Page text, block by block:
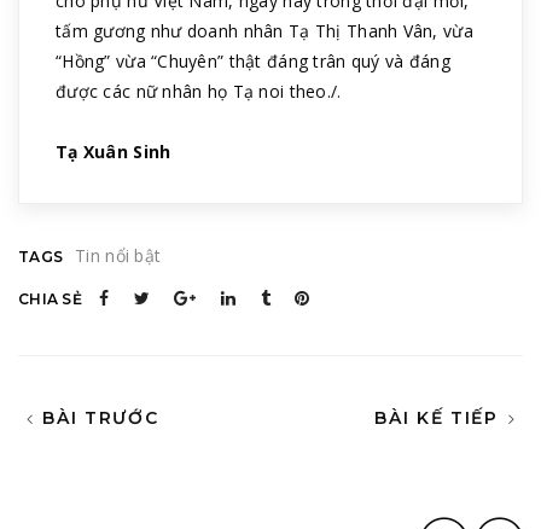
tấm gương như doanh nhân Tạ Thị Thanh Vân, vừa
“Hồng” vừa “Chuyên” thật đáng trân quý và đáng
được các nữ nhân họ Tạ noi theo./.
Tạ Xuân Sinh
TAGS Tin nổi bật
CHIA SẺ
BÀI TRƯỚC BÀI KẾ TIẾP